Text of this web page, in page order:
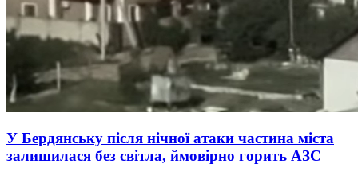
У Бердянську після нічної атаки частина міста
залишилася без світла, ймовірно горить АЗС